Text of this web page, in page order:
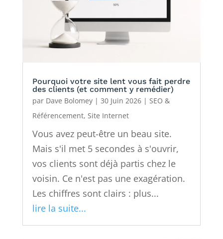
Pourquoi votre site lent vous fait perdre
des clients (et comment y remédier)
par Dave Bolomey| 30 Juin 2026| SEO &
Référencement, Site Internet
Vous avez peut-être un beau site.
Mais s'il met 5 secondes à s'ouvrir,
vos clients sont déjà partis chez le
voisin. Ce n'est pas une exagération.
Les chiffres sont clairs : plus...
lire la suite...